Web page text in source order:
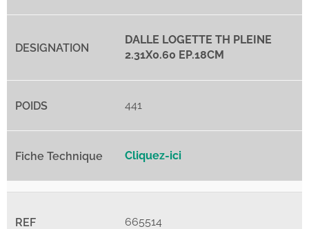
DALLE LOGETTE TH PLEINE
2.31X0.60 EP.18CM
441
Cliquez-ici
665514